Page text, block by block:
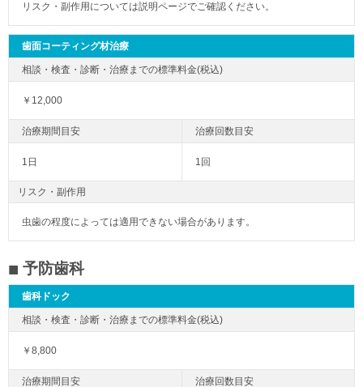
リスク・副作用については説明ページでご確認ください。
歯面コーティング材治療
￥12,000
1日 1回
リスク・副作用
虫歯の程度によっては適用できない場合があります。
予防歯科
歯科ドック
￥8,800